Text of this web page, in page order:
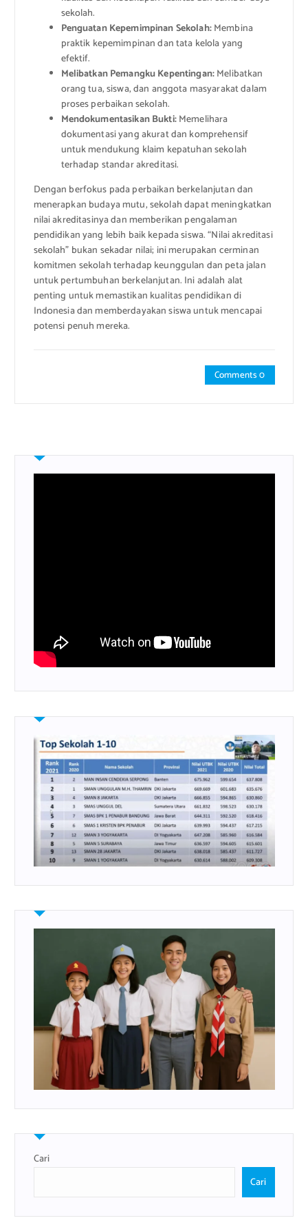
sekolah.
Penguatan Kepemimpinan Sekolah:Membina
praktik kepemimpinan dan tata kelola yang
efektif.
Melibatkan Pemangku Kepentingan:Melibatkan
orang tua, siswa, dan anggota masyarakat dalam
proses perbaikan sekolah.
Mendokumentasikan Bukti:Memelihara
dokumentasi yang akurat dan komprehensif
untuk mendukung klaim kepatuhan sekolah
terhadap standar akreditasi.
Dengan berfokus pada perbaikan berkelanjutan dan
menerapkan budaya mutu, sekolah dapat meningkatkan
nilai akreditasinya dan memberikan pengalaman
pendidikan yang lebih baik kepada siswa. “Nilai akreditasi
sekolah” bukan sekadar nilai; ini merupakan cerminan
komitmen sekolah terhadap keunggulan dan peta jalan
untuk pertumbuhan berkelanjutan. Ini adalah alat
penting untuk memastikan kualitas pendidikan di
Indonesia dan memberdayakan siswa untuk mencapai
potensi penuh mereka.
Comments 0
Cari
Cari